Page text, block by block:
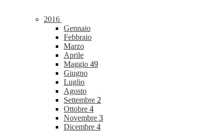
2016
Gennaio
Febbraio
Marzo
Aprile
Maggio 49
Giugno
Luglio
Agosto
Settembre 2
Ottobre 4
Novembre 3
Dicembre 4